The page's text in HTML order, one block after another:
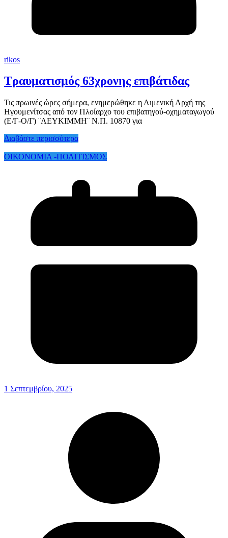
rikos
Τραυματισμός 63χρονης επιβάτιδας
Τις πρωινές ώρες σήμερα, ενημερώθηκε η Λιμενική Αρχή της
Ηγουμενίτσας από τον Πλοίαρχο του επιβατηγού-οχηματαγωγού
(Ε/Γ-Ο/Γ) ¨ΛΕΥΚΙΜΜΗ¨ Ν.Π. 10870 για
Διαβάστε περισσότερα
ΟΙΚΟΝΟΜΙΑ -ΠΟΛΙΤΙΣΜΟΣ
1 Σεπτεμβρίου, 2025